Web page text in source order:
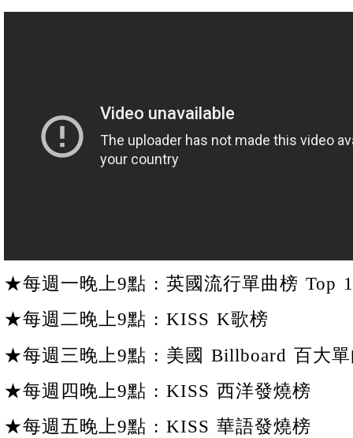
★每週一晚上9點 : 英國流行單曲榜 Top
★每週二晚上9點 : KISS K歌榜
★每週三晚上9點 : 美國 Billboard 百大
★每週四晚上9點 : KISS 西洋發燒榜
★每週五晚上9點 : KISS 華語發燒榜